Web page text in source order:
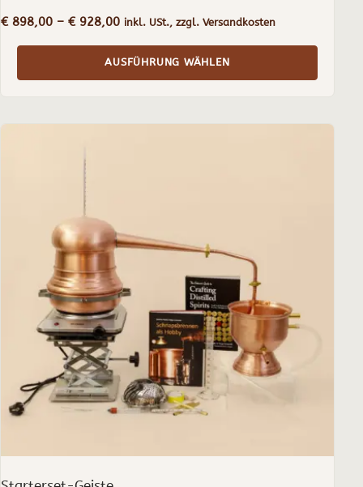
€898,00 – €928,00Preisspanne:
bis
€ 928,00
inkl. USt., zzgl. Versandkosten
AUSFÜHRUNG WÄHLEN
Optionen
Produktseite
gewählt
werden